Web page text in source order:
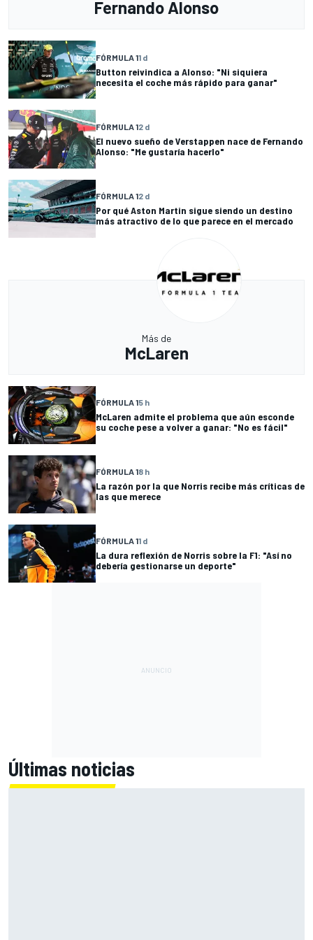
Fernando Alonso
FÓRMULA 11 d
Button reivindica a Alonso: "Ni siquiera
necesita el coche más rápido para ganar"
FÓRMULA 12 d
El nuevo sueño de Verstappen nace de Fernando
Alonso: "Me gustaría hacerlo"
FÓRMULA 12 d
Por qué Aston Martin sigue siendo un destino
más atractivo de lo que parece en el mercado
Más de
McLaren
FÓRMULA 15 h
McLaren admite el problema que aún esconde
su coche pese a volver a ganar: "No es fácil"
FÓRMULA 18 h
La razón por la que Norris recibe más críticas de
las que merece
FÓRMULA 11 d
La dura reflexión de Norris sobre la F1: "Así no
debería gestionarse un deporte"
Últimas noticias